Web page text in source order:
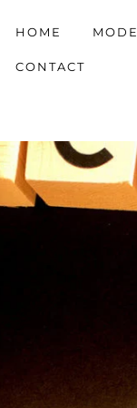
HOME MODE
CONTACT